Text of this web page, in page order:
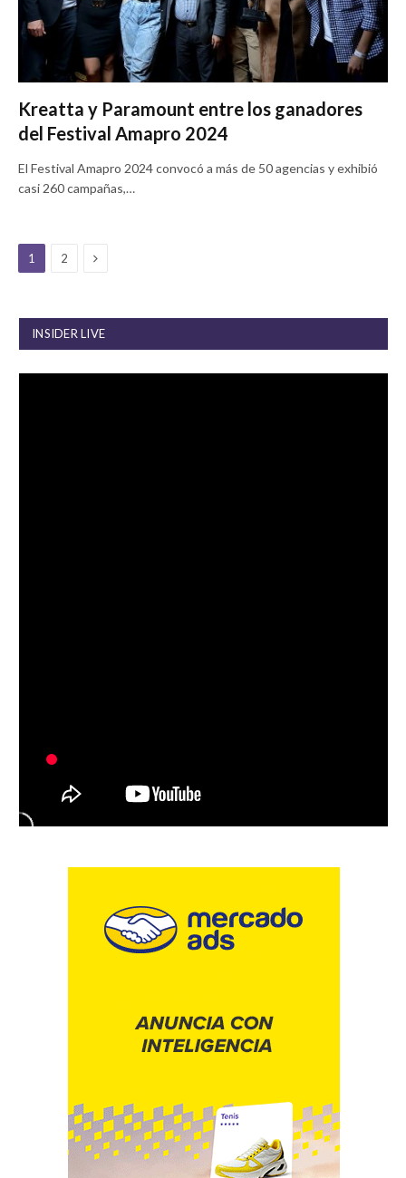
Kreatta y Paramount entre los ganadores
del Festival Amapro 2024
El Festival Amapro 2024 convocó a más de 50 agencias y exhibió
casi 260 campañas,…
1 2 Next
INSIDER LIVE